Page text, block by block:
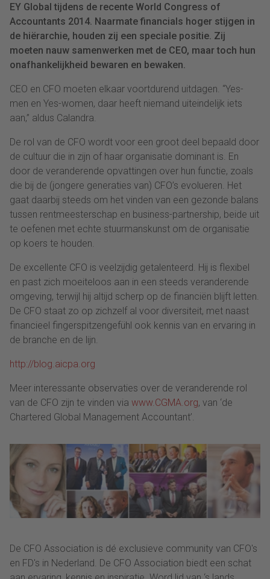
EY Global tijdens de recente World Congress of
Accountants 2014. Naarmate financials hoger stijgen in
de hiërarchie, houden zij een speciale positie. Zij
moeten nauw samenwerken met de CEO, maar toch hun
onafhankelijkheid bewaren en bewaken.
CEO en CFO moeten elkaar voortdurend uitdagen. “Yes-
men en Yes-women, daar heeft niemand uiteindelijk iets
aan,” aldus Calandra.
De rol van de CFO wordt voor een groot deel bepaald door
de cultuur die in zijn of haar organisatie dominant is. En
door de veranderende opvattingen over hun functie, zoals
die bij de (jongere generaties van) CFO’s evolueren. Het
gaat daarbij steeds om het vinden van een gezonde balans
tussen rentmeesterschap en business-partnership, beide uit
te oefenen met echte stuurmanskunst om de organisatie
op koers te houden.
De excellente CFO is veelzijdig getalenteerd. Hij is flexibel
en past zich moeiteloos aan in een steeds veranderende
omgeving, terwijl hij altijd scherp op de financiën blijft letten.
De CFO staat zo op zichzelf al voor diversiteit, met naast
financieel fingerspitzengefühl ook kennis van en ervaring in
de branche en de lijn.
http://blog.aicpa.org
Meer interessante observaties over de veranderende rol
van de CFO zijn te vinden via www.CGMA.org, van ‘de
Chartered Global Management Accountant’.
De CFO Association is dé exclusieve community van CFO's
en FD's in Nederland. De CFO Association biedt een schat